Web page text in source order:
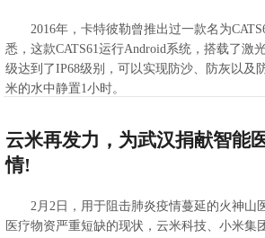
2016年，卡特彼勒曾推出过一款名为
悉，这款CATS61运行Android系统，搭载了激
级达到了IP68级别，可以实现防沙、防灰以及
米的水中静置1小时。
云米再发力，为武汉捐献智能
情!
2月2日，用于阻击肺炎疫情蔓延的火神山
医疗物资严重短缺的现状，云米科技、小米集